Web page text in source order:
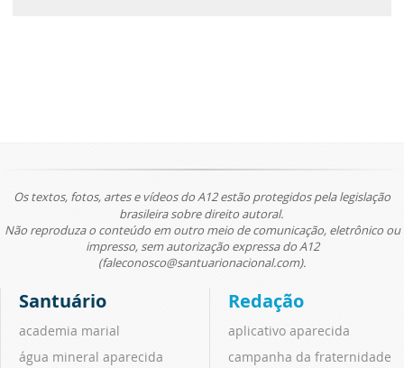
Os textos, fotos, artes e vídeos do A12 estão protegidos pela legislação
brasileira sobre direito autoral.
Não reproduza o conteúdo em outro meio de comunicação, eletrônico ou
impresso, sem autorização expressa do A12
(faleconosco@santuarionacional.com).
Santuário
academia marial
água mineral aparecida
Redação
aplicativo aparecida
campanha da fraternidade